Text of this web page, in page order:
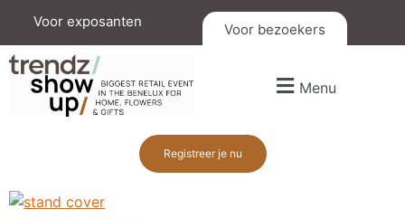
Voor exposanten Voor bezoekers
Menu
Registreer je nu